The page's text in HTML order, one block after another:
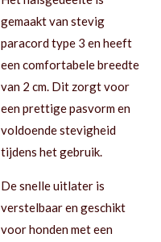
gemaakt van stevig
paracord type 3 en heeft
een comfortabele breedte
van 2 cm. Dit zorgt voor
een prettige pasvorm en
voldoende stevigheid
tijdens het gebruik.
De snelle uitlater is
verstelbaar en geschikt
voor honden met een